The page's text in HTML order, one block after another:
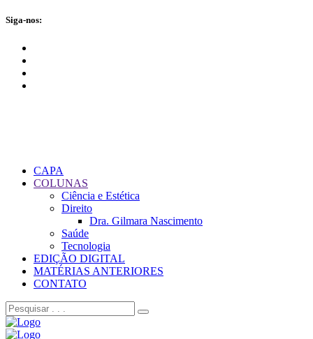
Siga-nos:
CAPA
COLUNAS
Ciência e Estética
Direito
Dra. Gilmara Nascimento
Saúde
Tecnologia
EDIÇÃO DIGITAL
MATÉRIAS ANTERIORES
CONTATO